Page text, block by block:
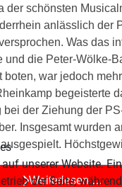
der schönsten
anlässlich der
Was das
und die Peter-Wölke-
boten, war jedoch
begeisterte
bei der Ziehung der
Insgesamt wurden
Weiterlesen …
unserer Website.
der Seite,